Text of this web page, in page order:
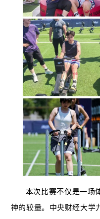
本次比赛不仅是一场
神的较量。中央财经大学